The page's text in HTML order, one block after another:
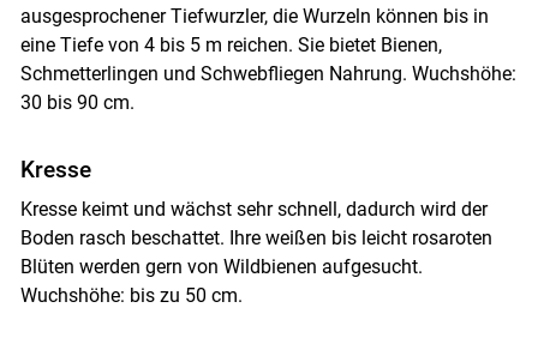
ausgesprochener Tiefwurzler, die Wurzeln können bis in
eine Tiefe von 4 bis 5 m reichen. Sie bietet Bienen,
Schmetterlingen und Schwebfliegen Nahrung. Wuchshöhe:
30 bis 90 cm.
Kresse
Kresse keimt und wächst sehr schnell, dadurch wird der
Boden rasch beschattet. Ihre weißen bis leicht rosaroten
Blüten werden gern von Wildbienen aufgesucht.
Wuchshöhe: bis zu 50 cm.